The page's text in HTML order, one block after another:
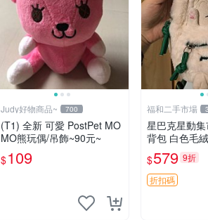
Judy好物商品~ 700
(T1) 全新 可愛 PostPet MO
MO熊玩偶/吊飾~90元~
$109
福和二手市場
星巴克星動
背包 白色毛
限量版 新品
寸約20公分
你背包 毛絨
$579 9折
折扣碼